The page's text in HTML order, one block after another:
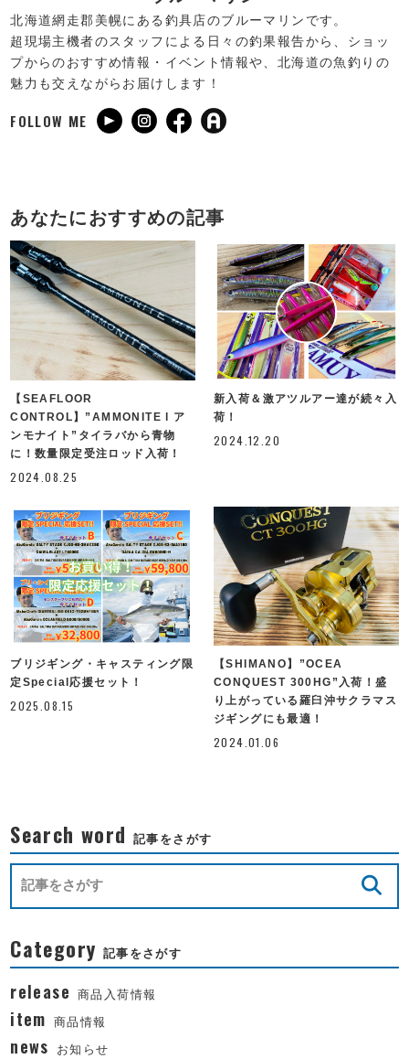
北海道網走郡美幌にある釣具店のブルーマリンです。
超現場主機者のスタッフによる日々の釣果報告から、ショッ
プからのおすすめ情報・イベント情報や、北海道の魚釣りの
魅力も交えながらお届けします！
FOLLOW ME
あなたにおすすめの記事
【SEAFLOOR
CONTROL】”AMMONITE l ア
ンモナイト”タイラバから青物
に！数量限定受注ロッド入荷！
2024.08.25
新入荷＆激アツルアー達が続々入
荷！
2024.12.20
ブリジギング・キャスティング限
定Special応援セット！
2025.08.15
【SHIMANO】”OCEA
CONQUEST 300HG”入荷！盛
り上がっている羅臼沖サクラマス
ジギングにも最適！
2024.01.06
Search word 記事をさがす
Category 記事をさがす
release 商品入荷情報
item 商品情報
news お知らせ